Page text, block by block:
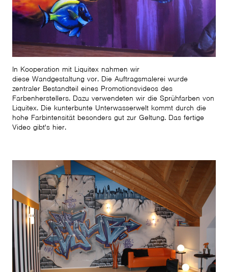
In Kooperation mit Liquitex nahmen wir
diese Wandgestaltung vor. Die Auftragsmalerei wurde
zentraler Bestandteil eines Promotionsvideos des
Farbenherstellers. Dazu verwendeten wir die Sprühfarben von
Liquitex. Die kunterbunte Unterwasserwelt kommt durch die
hohe Farbintensität besonders gut zur Geltung. Das fertige
Video gibt's hier.